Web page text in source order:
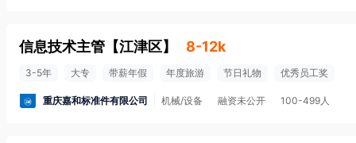
信息技术主管 【江津区】 8-12k
3-5年 大专 带薪年假 年度旅游 节日礼物 优秀员工奖
重庆嘉和标准件有限公司 机械/设备 融资未公开 100-499人